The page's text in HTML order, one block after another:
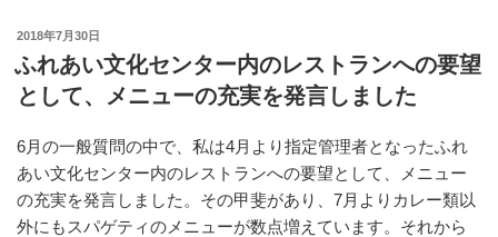
c
e
b
o
k
er n
a
投
稿
日:
2018年7月30日
ふれあい文化センター内のレストランへの要望
として、メニューの充実を発言しました
6月の一般質問の中で、私は4月より指定管理者となったふれ
あい文化センター内のレストランへの要望として、メニュー
の充実を発言しました。その甲斐があり、7月よりカレー類以
外にもスパゲティのメニューが数点増えています。それから